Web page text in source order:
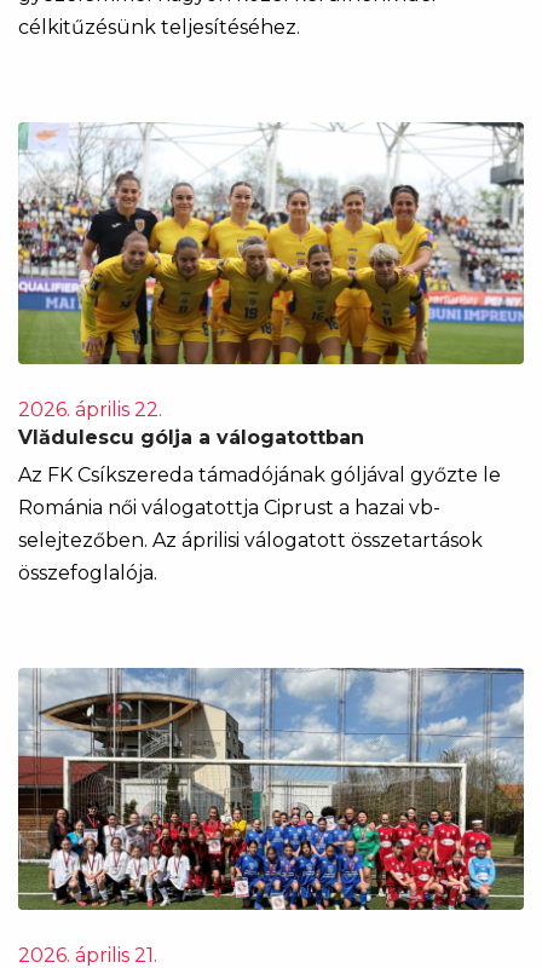
célkitűzésünk teljesítéséhez.
2026. április 22.
Vlădulescu gólja a válogatottban
Az FK Csíkszereda támadójának góljával győzte le
Románia női válogatottja Ciprust a hazai vb-
selejtezőben. Az áprilisi válogatott összetartások
összefoglalója.
2026. április 21.